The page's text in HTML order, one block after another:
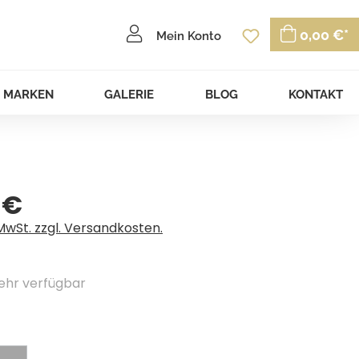
Mein Konto Du hast 0
0,00 €*
MARKEN GALERIE BLOG KONTAKT
zzgl. Versandkosten.
verfügbar